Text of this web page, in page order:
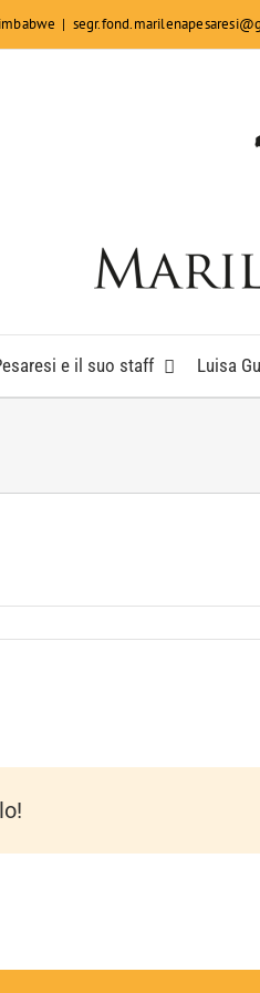
|
e il suo staff Luisa